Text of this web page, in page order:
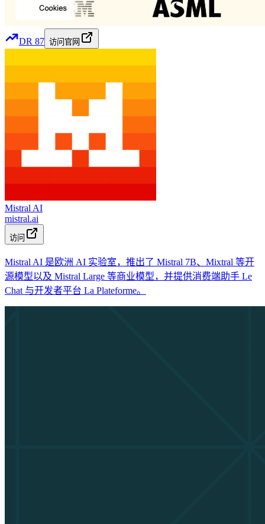
DR 87 访问官网
Mistral AI
mistral.ai
访问
Mistral AI 是欧洲 AI 实验室，推出了 Mistral 7B、Mixtral 等开
源模型以及 Mistral Large 等商业模型，并提供消费端助手 Le
Chat 与开发者平台 La Plateforme。